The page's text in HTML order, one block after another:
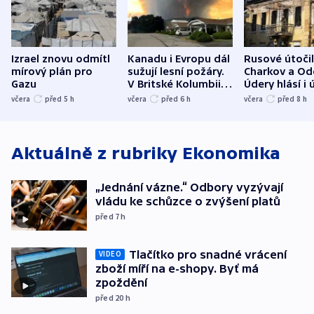
Izrael znovu odmítl
mírový plán pro
Gazu
včera před 5 h
Kanadu i Evropu dál
sužují lesní požáry.
V Britské Kolumbii
evakuovali tisíce lidí
včera před 6 h
Rusové
Charkov a
Údery hlásí i
Bělgorodu
včera před 8 h
Aktuálně z rubriky Ekonomika
„Jednání vázne.“ Odbory vyzývají
vládu ke schůzce o zvýšení platů
před 7h
VIDEO
Tlačítko pro snadné vrácení
zboží míří na e-shopy. Byť má
zpoždění
před 20 h